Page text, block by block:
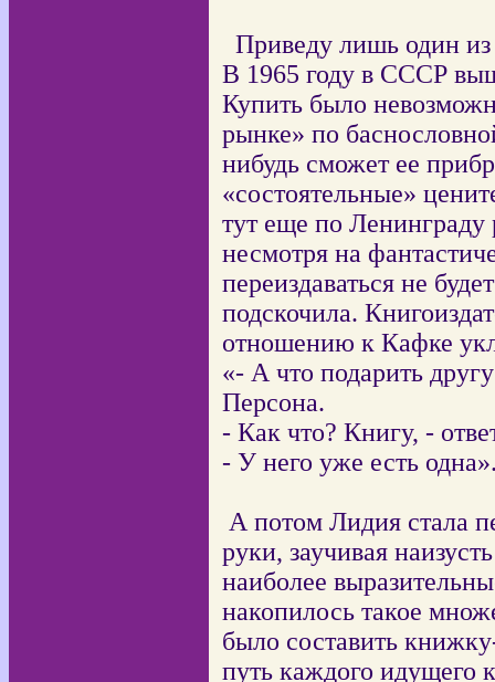
Приведу лишь один
В 1965 году в СССР
Купить было
рынке» по
нибудь сможет ее
«состоятельные»
тут еще по Ленинграду
несмотря на
переиздаваться не
подскочила.
отношению к Кафке
«- А что подарить
Персона.
- Как что? Книгу, -
- У него уже есть
А потом Лидия стала
руки, заучивая
наиболее
накопилось такое
было составить
путь каждого идущего